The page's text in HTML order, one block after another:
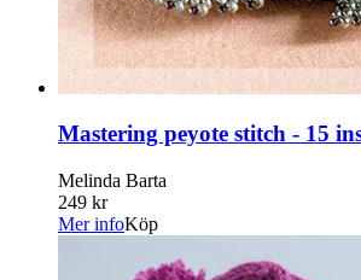
Mastering peyote stitch - 15
Melinda Barta
249 kr
Mer infoKöp